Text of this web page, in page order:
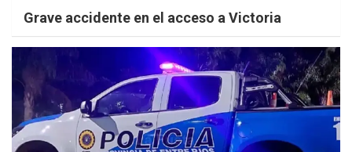
Grave accidente en el acceso a Victoria